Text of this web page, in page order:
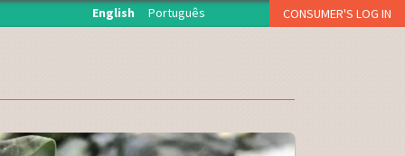
CONSUMER'S LOG IN
English Português